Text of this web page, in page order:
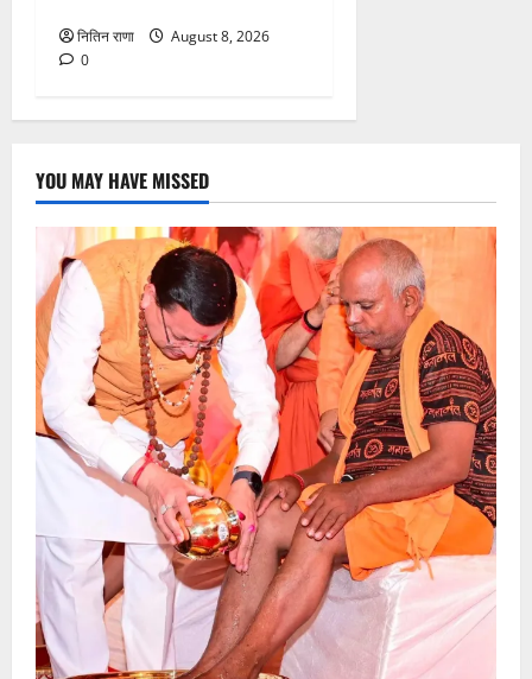
नितिन राणा
August 8, 2026
0
YOU MAY HAVE MISSED